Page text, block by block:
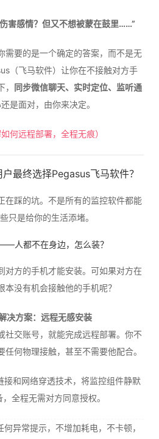
害感情？但又不想被蒙在鼓里……”
需要的是一个确定的答案，而不是无
（飞马软件）让你在不接触对方手
同步微信聊天、实时定位、监听通
是面对，由你来决定。
何远程部署，全程无痕）
最终选择Pegasus飞马软件？
在踩的坑。不是所有的监控软件都能
只是给你的生活添堵。
人都不在身边，怎么装？
对方的手机才能安装。可如果对方在
本没有机会接触他的手机呢？
决方案：远程无感安装
社交账号，就能完成远程部署。你不
何物理接触，甚至不需要他配合。
接和网络穿透技术，将监控组件静默
全程无需对方同意授权。
异常提示，不增加耗电，不卡顿，